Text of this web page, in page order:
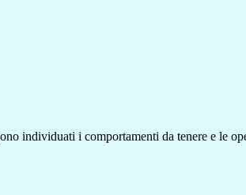
individuati i comportamenti da tenere e le